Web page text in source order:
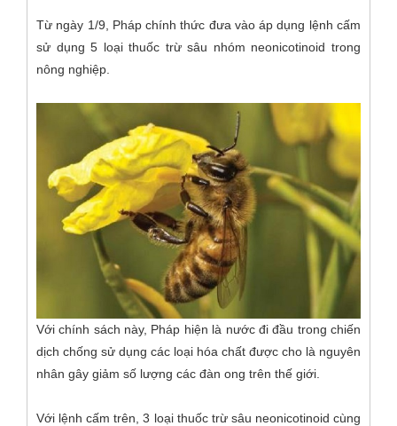
Từ ngày 1/9, Pháp chính thức đưa vào áp dụng lệnh cấm
sử dụng 5 loại thuốc trừ sâu nhóm neonicotinoid trong
nông nghiệp.
Với chính sách này, Pháp hiện là nước đi đầu trong chiến
dịch chống sử dụng các loại hóa chất được cho là nguyên
nhân gây giảm số lượng các đàn ong trên thế giới.
Với lệnh cấm trên, 3 loại thuốc trừ sâu neonicotinoid cùng